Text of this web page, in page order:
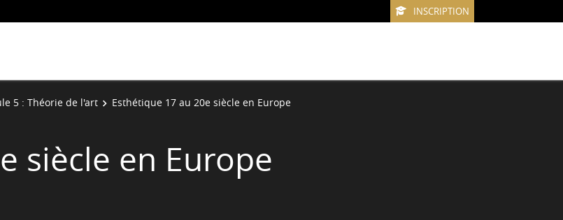
INSCRIPTION
5 : Théorie de l'art Esthétique 17 au 20e siècle en Europe
siècle en Europe